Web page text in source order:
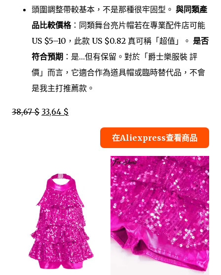
頭圍調整帶較基本，不是那種很牢固型。 與同類產
品比較價格：同類舞台亮片帽若在專業配件店可能
US $5–10，此款 US $0.82 真可稱「超值」。 是否
符合預期 ：是…但有保留。對於「爵士樂服裝 評
價」而言，它適合作為道具帽或臨時替代品，不會
是我主打推薦款。
38,67 $ 33,64 $
在Aliexpress查看商品